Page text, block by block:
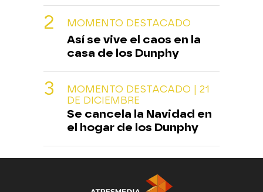
MOMENTO DESTACADO
Así se vive el caos en la
casa de los Dunphy
MOMENTO DESTACADO | 21
DE DICIEMBRE
Se cancela la Navidad en
el hogar de los Dunphy